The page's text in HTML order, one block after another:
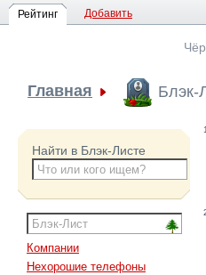
Рейтинг Добавить
Главная Блэк-
Найти в Блэк-Листе
Компании
Нехорошие телефоны
1